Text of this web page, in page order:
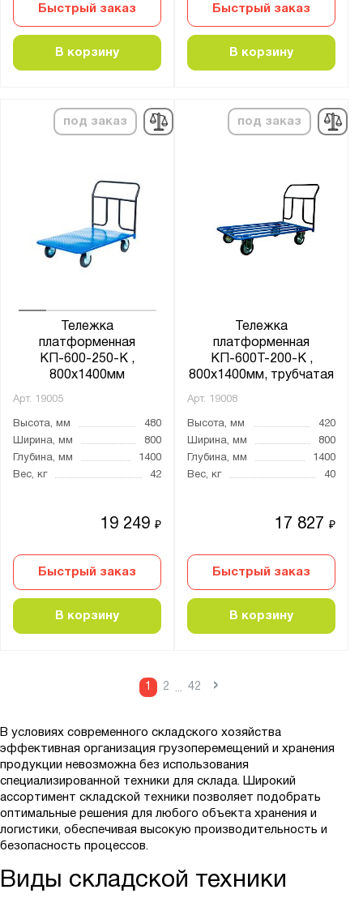
Быстрый заказ
В корзину
Быстрый заказ
В корзину
под заказ
Тележка
платформенная
КП-600-250-К ,
800х1400мм
Арт. 19005
Высота, мм
480
Ширина, мм
800
Глубина, мм
1400
Вес, кг
42
19 249₽
Быстрый заказ
В корзину
под заказ
Тележка
платформенная
КП-600Т-200-К ,
800х1400мм, трубчатая
Арт. 19008
Высота, мм
420
Ширина, мм
800
Глубина, мм
1400
Вес, кг
40
17 827₽
Быстрый заказ
В корзину
1 2 ... 42 ›
В условиях современного складского хозяйства
эффективная организация грузоперемещений и хранения
продукции невозможна без использования
специализированной техники для склада. Широкий
ассортимент складской техники позволяет подобрать
оптимальные решения для любого объекта хранения и
логистики, обеспечивая высокую производительность и
безопасность процессов.
Виды складской техники
ТК
ТКД
ТП
ТПО
ТПОБ
ТПТ
ТС
ТЯ
Показать Сбросить